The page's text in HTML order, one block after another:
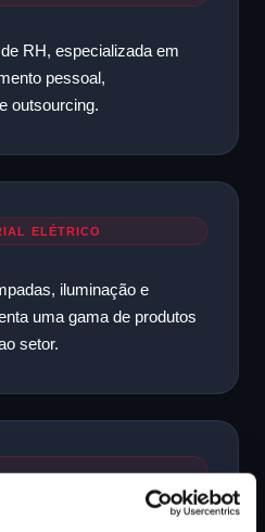
RH, especializada em
pessoal,
outsourcing.
ELÉTRICO
iluminação e
uma gama de produtos
setor.